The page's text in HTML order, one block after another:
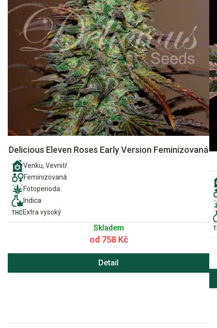
Delicious Eleven Roses Early Version Feminizovaná
Venku, Vevnitř
Feminizovaná
Fotoperioda
Indica
Extra vysoký
Skladem
od 758 Kč
Detail